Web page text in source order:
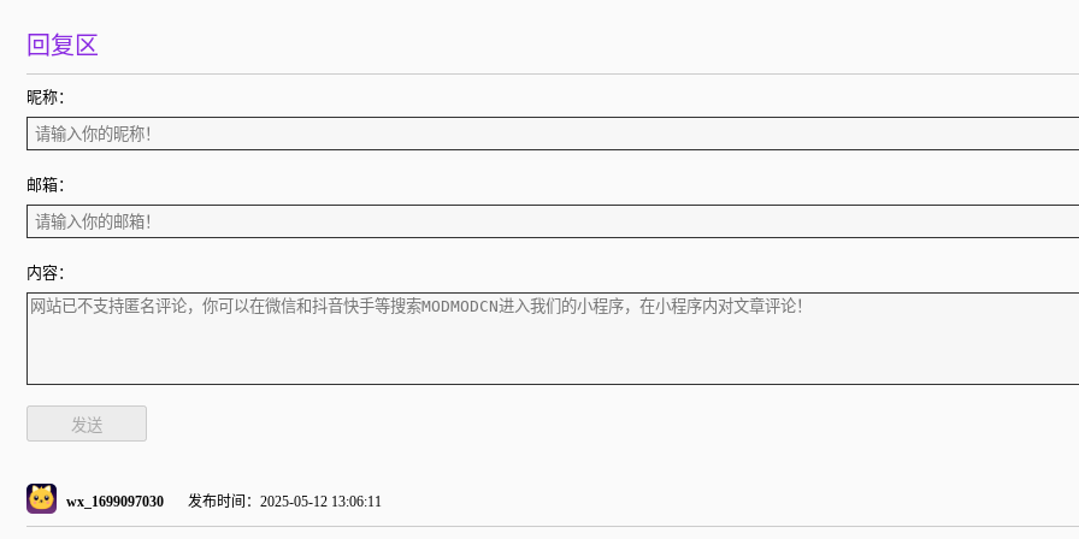
回复区
昵称：
邮箱：
内容：
发送
wx_1699097030 发布时间：2025-05-12 13:06:11